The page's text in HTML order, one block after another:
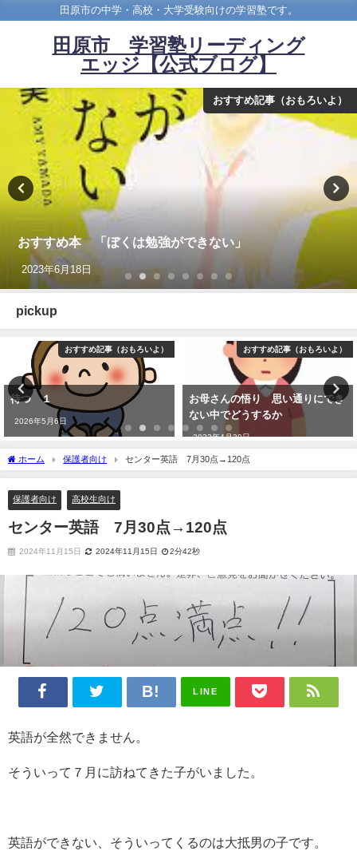
田原市の中学・高校・大学受験向けの学習塾です。
田原市 学習塾リーディング
エッジ【公式ブログ】
おすすめ記事（おもろいよ）
おすすめ本 「ぼくは勉強ができない」
2023年6月18日
pickup
おすすめ記事（おもろいよ）
待つ １
2026年5月6日
おすすめ記事（おもろいよ）
お母さんの悟り 思い通りにでき
ない中でどうするか
2023年4月30日
ホーム 保護者向け センター英語 7月30点→120点
保護者向け 高校生向け
センター英語 7月30点→120点
2024年11月15日 2024年11月15日 2分42秒
LINE
英語が全然できません。
そういって７月に訪ねてきた子がいました。
英語ができない、そういってくるのは大抵男の子です。